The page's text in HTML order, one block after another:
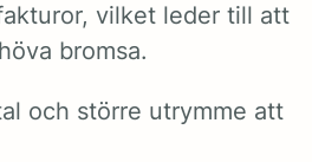
vilket leder till att
bromsa.
och större utrymme att